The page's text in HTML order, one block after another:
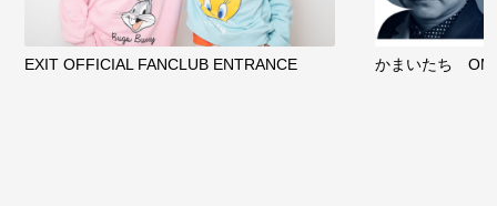
EXIT OFFICIAL FANCLUB ENTRANCE かまいたち